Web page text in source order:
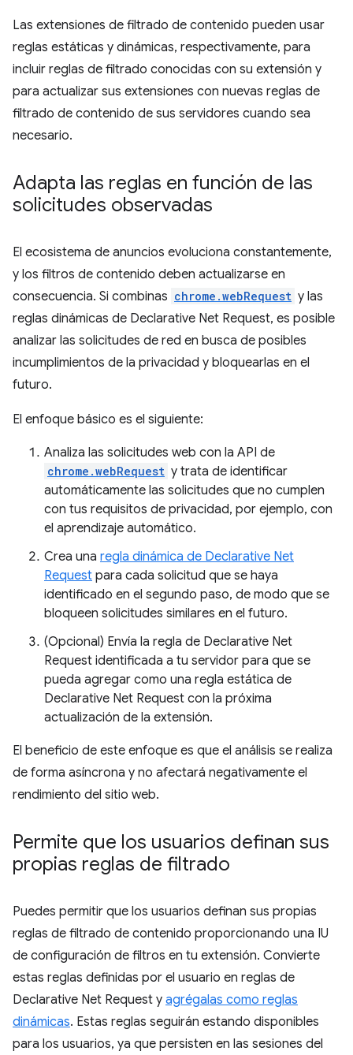
Las extensiones de filtrado de contenido pueden usar
reglas estáticas y dinámicas, respectivamente, para
incluir reglas de filtrado conocidas con su extensión y
para actualizar sus extensiones con nuevas reglas de
filtrado de contenido de sus servidores cuando sea
necesario.
Adapta las reglas en función de las
solicitudes observadas
El ecosistema de anuncios evoluciona constantemente,
y los filtros de contenido deben actualizarse en
consecuencia. Si combinas chrome.webRequest y las
reglas dinámicas de Declarative Net Request, es posible
analizar las solicitudes de red en busca de posibles
incumplimientos de la privacidad y bloquearlas en el
futuro.
El enfoque básico es el siguiente:
Analiza las solicitudes web con la API de
chrome.webRequest y trata de identificar
automáticamente las solicitudes que no cumplen
con tus requisitos de privacidad, por ejemplo, con
el aprendizaje automático.
Crea una regla dinámica de Declarative Net
Request para cada solicitud que se haya
identificado en el segundo paso, de modo que se
bloqueen solicitudes similares en el futuro.
(Opcional) Envía la regla de Declarative Net
Request identificada a tu servidor para que se
pueda agregar como una regla estática de
Declarative Net Request con la próxima
actualización de la extensión.
El beneficio de este enfoque es que el análisis se realiza
de forma asíncrona y no afectará negativamente el
rendimiento del sitio web.
Permite que los usuarios definan sus
propias reglas de filtrado
Puedes permitir que los usuarios definan sus propias
reglas de filtrado de contenido proporcionando una IU
de configuración de filtros en tu extensión. Convierte
estas reglas definidas por el usuario en reglas de
Declarative Net Request y agrégalas como reglas
dinámicas. Estas reglas seguirán estando disponibles
para los usuarios, ya que persisten en las sesiones del